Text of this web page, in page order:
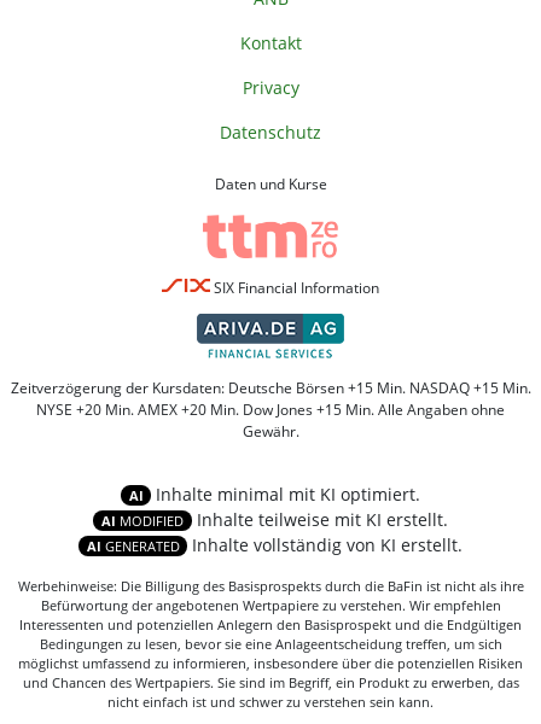
Kontakt
Privacy
Datenschutz
Daten und Kurse
SIX Financial Information
Zeitverzögerung der Kursdaten: Deutsche Börsen +15 Min. NASDAQ +15 Min.
NYSE +20 Min. AMEX +20 Min. Dow Jones +15 Min. Alle Angaben ohne
Gewähr.
AI Inhalte minimal mit KI optimiert.
AI MODIFIED Inhalte teilweise mit KI erstellt.
AI GENERATED Inhalte vollständig von KI erstellt.
Werbehinweise: Die Billigung des Basisprospekts durch die BaFin ist nicht als ihre
Befürwortung der angebotenen Wertpapiere zu verstehen. Wir empfehlen
Interessenten und potenziellen Anlegern den Basisprospekt und die Endgültigen
Bedingungen zu lesen, bevor sie eine Anlageentscheidung treffen, um sich
möglichst umfassend zu informieren, insbesondere über die potenziellen Risiken
und Chancen des Wertpapiers. Sie sind im Begriff, ein Produkt zu erwerben, das
nicht einfach ist und schwer zu verstehen sein kann.